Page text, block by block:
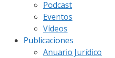
Podcast
Eventos
Vídeos
Publicaciones
Anuario Jurídico